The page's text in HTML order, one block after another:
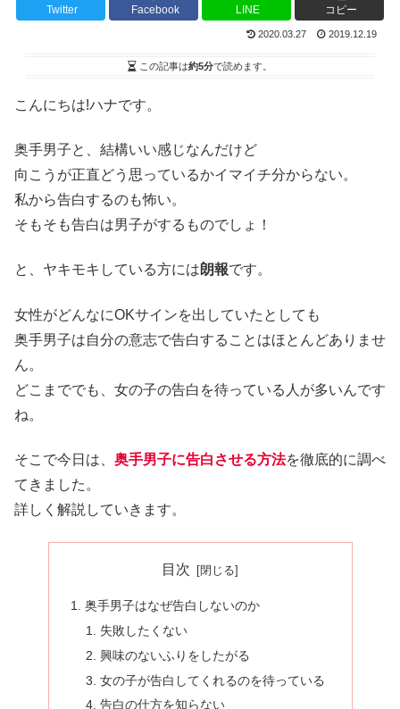
Twitter Facebook LINE コピー
2020.03.27 2019.12.19
この記事は約5分で読めます。
こんにちは!ハナです。
奥手男子と、結構いい感じなんだけど
向こうが正直どう思っているかイマイチ分からない。
私から告白するのも怖い。
そもそも告白は男子がするものでしょ！
と、ヤキモキしている方には朗報です。
女性がどんなにOKサインを出していたとしても
奥手男子は自分の意志で告白することはほとんどありませ
ん。
どこまででも、女の子の告白を待っている人が多いんです
ね。
そこで今日は、 奥手男子に告白させる方法を徹底的に調べ
てきました。
詳しく解説していきます。
目次
奥手男子はなぜ告白しないのか
失敗したくない
興味のないふりをしたがる
女の子が告白してくれるのを待っている
告白の仕方を知らない